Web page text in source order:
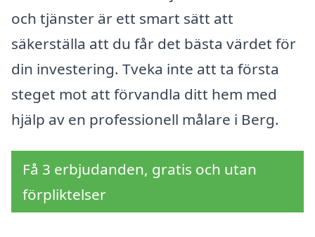
och tjänster är ett smart sätt att
säkerställa att du får det bästa värdet för
din investering. Tveka inte att ta första
steget mot att förvandla ditt hem med
hjälp av en professionell målare i Berg.
Få 3 erbjudanden, gratis och utan
förpliktelser